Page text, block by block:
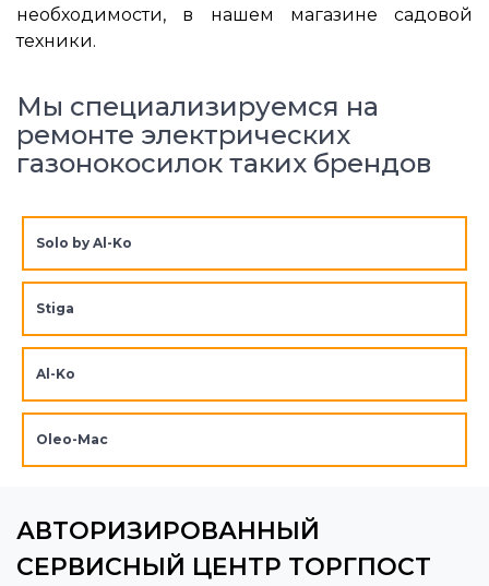
необходимости, в нашем магазине садовой
техники.
Мы специализируемся на
ремонте электрических
газонокосилок таких брендов
Solo by Al-Ko
Stiga
Al-Ko
Oleo-Mac
АВТОРИЗИРОВАННЫЙ
СЕРВИСНЫЙ ЦЕНТР ТОРГПОСТ